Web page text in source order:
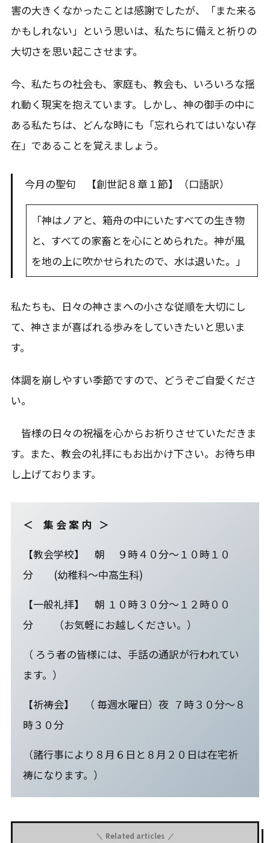
害の大きくなかったことは感謝でしたが、「また来る
かもしれない」という思いは、私たちに備えと祈りの
大切さを思い起こさせます。
今、私たちの社会も、家庭も、教会も、いろいろな揺
れ動く現実を抱えています。しかし、神の御手の中に
ある私たちは、どんな時にも「忘れられてはいない存
在」であることを覚えましょう。
今月の聖句 【創世記８章１節】（口語訳）
「神はノアと、箱舟の中にいたすべての生き物
と、すべての家畜とを心にとめられた。神が風
を地の上に吹かせられたので、水は退いた。」
私たちも、日々の神さまへの小さな従順を大切にし
て、神さまが喜ばれる歩みをしていきたいと思いま
す。
体調を崩しやすい季節ですので、どうぞご自愛くださ
い。
皆様の日々の祝福を心からお祈りさせていただきま
す。また、教会の礼拝にもお出かけ下さい。お待ち申
し上げております。
＜ 集 会 案 内 ＞
【教会学校】 朝 ９時４０分～１０時１０
分 (幼稚科～中高生科)
【一般礼拝】 朝 １０時３０分～１２時００
分 （お気軽にお越しください。）
（ ろう者の皆様には、手話の通訳が行われてい
ます。）
【祈祷会】 （ 毎週水曜日）夜 ７時３０分～８
時３０分
（諸行事により８月６日と８月２０日は在宅祈
祷になります。）
Related articles